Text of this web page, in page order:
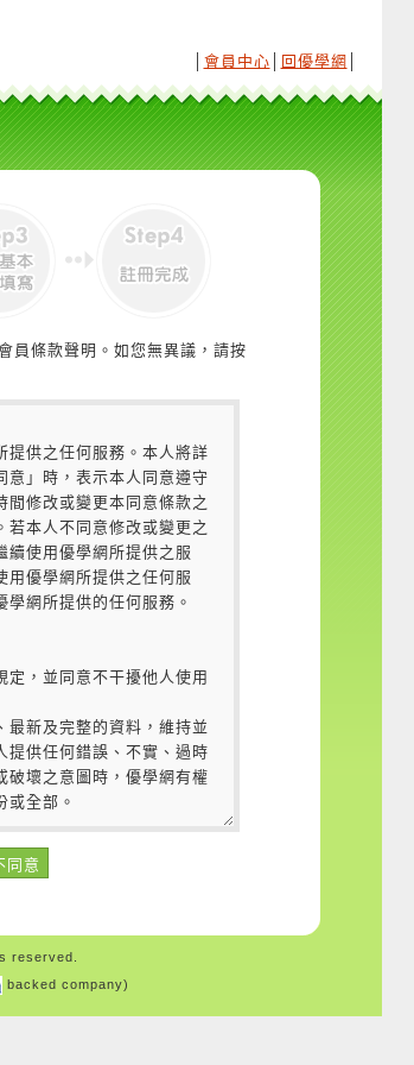
會員中心 回優學網
員條款聲明。如您無異議，請按
reserved.
backed company)